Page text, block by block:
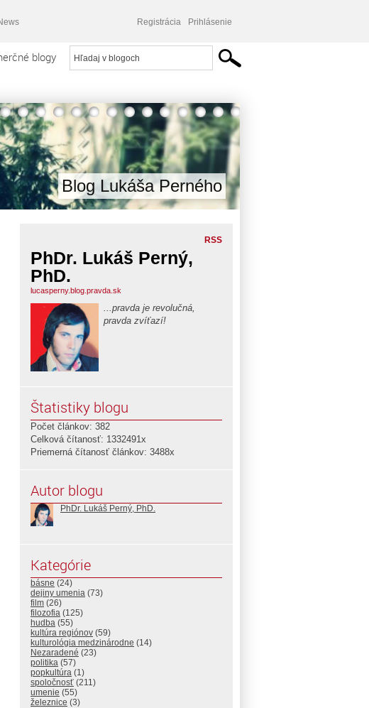
Registrácia Prihlásenie
blogy
Blog Lukáša Perného
RSS
PhDr. Lukáš Perný,
PhD.
lucasperny.blog.pravda.sk
...pravda je revolučná,
pravda zvíťazí!
Štatistiky blogu
Počet článkov: 382
Celková čítanosť: 1332491x
Priemerná čítanosť článkov: 3488x
Autor blogu
PhDr. Lukáš Perný, PhD.
Kategórie
básne (24)
dejiny umenia (73)
film (26)
filozofia (125)
hudba (55)
kultúra regiónov (59)
kulturológia medzinárodne (14)
Nezaradené (23)
politika (57)
popkultúra (1)
spoločnosť (211)
umenie (55)
železnice (3)